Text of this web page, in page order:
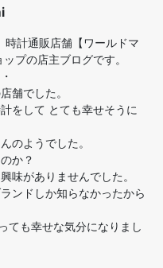
計通販店舗【ワールドマ
プの店主ブログです。
舗でした。
をして とても幸せそうに
のようでした。
か？
味がありませんでした。
ンドしか知らなかったから
ても幸せな気分になりまし